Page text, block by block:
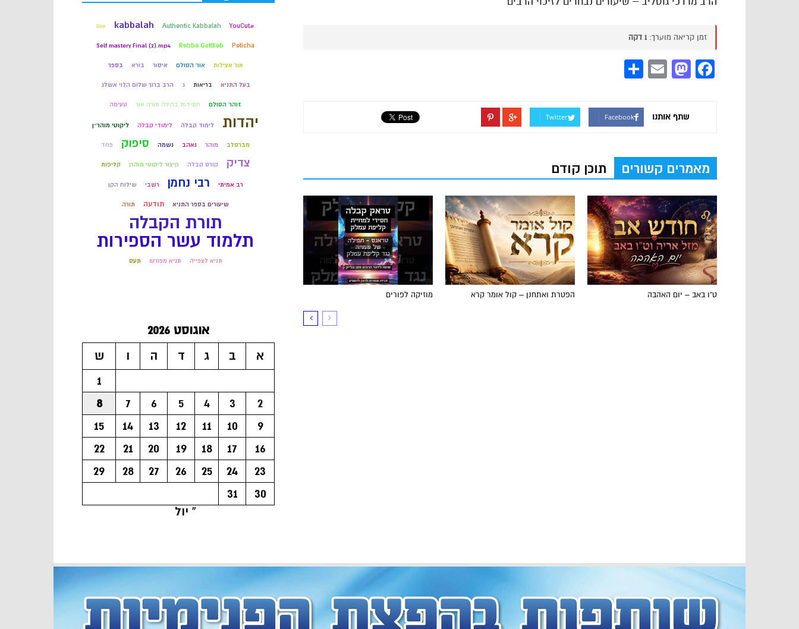
זמן קריאה מוערך: 1 דקה
Facebook
Mastodon
Email
שתף אותנו Facebook
Twitter
מאמרים קשורים תוכן קודם
מוזיקה לפורים הפטרת ואתחנן – קול אומר קרא ט"ו באב – יום האהבה
#YouCut
Authentic Kabbalah
kabbalah
live
Peticha
Rebbe Gottlieb
Self mastery Final (2).mp4
אור אצילות אור הסולם איסור בורא בספר
בעל התניא בריאות ג הרב ברוך שלום הלוי אשלג
זוהר הסולם חסידות בהירה תורה אור טעימה
יהדות לימוד קבלה לימודי קבלה ליקוטי מוהר״ן
מברסלב מוהר נאהב נשמה סיפוק פחד
צדיק קורס קבלה קיצור ליקוטי מוהרן קליפות
רב אמיתי רבי נחמן רשבי שילוח הקן
שיעורים בספר התניא תודעה תורה
תורת הקבלה
תלמוד עשר הספירות
תניא לצפייה תניא מפורש תעס
אוגוסט 2026
א
ב ג ד ה ו
ש
1
2
3
4
5
6
7
8
9
10
11
12
13
14
15
16
17
18
19
20
21
22
23
24
25
26
27
28
29
30
31
« יול